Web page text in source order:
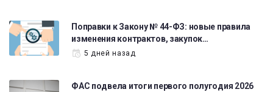
Поправки к Закону № 44-ФЗ: новые правила
изменения контрактов, закупок…
5 дней назад
ФАС подвела итоги первого полугодия 2026